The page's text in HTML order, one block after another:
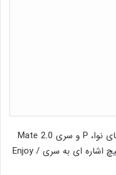
نکته جالب این است که فقط دستگاه های نوا، P و سری Mate 2.0
قابل ارتقا به Harmony OS هستند و هیچ اشاره ای به سری Enjoy /